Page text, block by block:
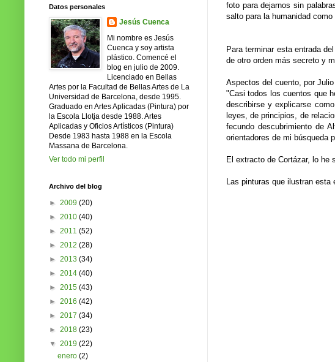
foto para dejarnos sin
salto para la humanidad
Para terminar esta entrada
de otro orden más secreto y
Aspectos del cuento, por Julio
"Casi todos los cuentos que
describirse y explicarse
leyes, de principios, de
fecundo descubrimiento de
orientadores de mi búsqueda
El extracto de Cortázar, lo he
Las pinturas que ilustran
Datos personales
Jesús Cuenca
Mi nombre es Jesús
Cuenca y soy artista
plástico. Comencé el
blog en julio de 2009.
Licenciado en Bellas
Artes por la Facultad de Bellas Artes de La
Universidad de Barcelona, desde 1995.
Graduado en Artes Aplicadas (Pintura) por
la Escola Llotja desde 1988. Artes
Aplicadas y Oficios Artísticos (Pintura)
Desde 1983 hasta 1988 en la Escola
Massana de Barcelona.
Ver todo mi perfil
Archivo del blog
► 2009 (20)
► 2010 (40)
► 2011 (52)
► 2012 (28)
► 2013 (34)
► 2014 (40)
► 2015 (43)
► 2016 (42)
► 2017 (34)
► 2018 (23)
▼ 2019 (22)
enero(2)